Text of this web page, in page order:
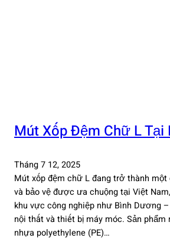
Mút Xốp Đệm Chữ L Tại
Tháng 7 12, 2025
Mút xốp đệm chữ L đang trở thành một
và bảo vệ được ưa chuộng tại Việt
khu vực công nghiệp như Bình Dương
nội thất và thiết bị máy móc. Sản
nhựa polyethylene (PE)…